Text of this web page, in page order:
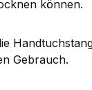
können.
Gebrauch.